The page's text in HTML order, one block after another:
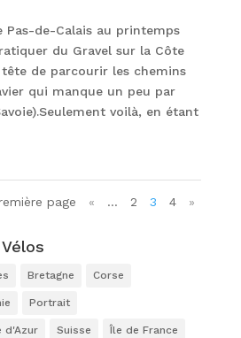
Pas-de-Calais au printemps
du Gravel sur la Côte
tête de parcourir les chemins
qui manque un peu par
voilà, en étant
page « … 2 3 4 »
Bretagne Corse
Portrait
d'Azur Suisse Île de France